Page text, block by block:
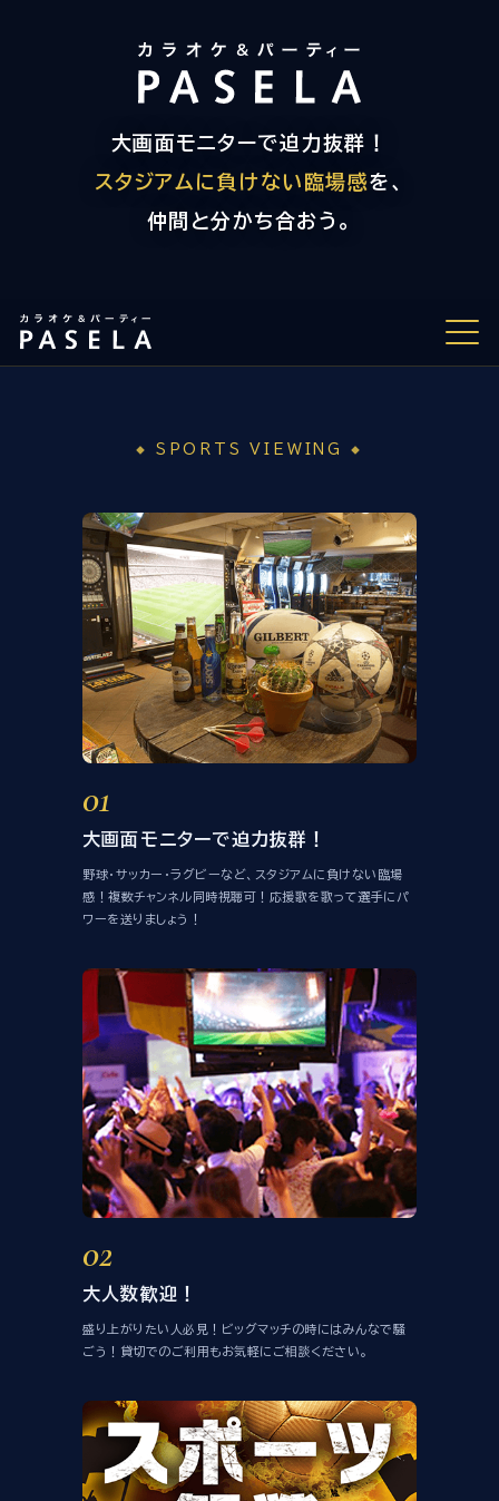
大画面モニターで迫力抜群！
スタジアムに負けない臨場感を、
仲間と分かち合おう。
放映スケジュール
店舗情報・ご予約
パセラリゾーツ
SPORTS VIEWING
01
大画面モニターで迫力抜群！
野球・サッカー・ラグビーなど、スタジアムに負けない臨場
感！複数チャンネル同時視聴可！応援歌を歌って選手にパ
ワーを送りましょう！
02
大人数歓迎！
盛り上がりたい人必見！ビッグマッチの時にはみんなで騒
ごう！貸切でのご利用もお気軽にご相談ください。